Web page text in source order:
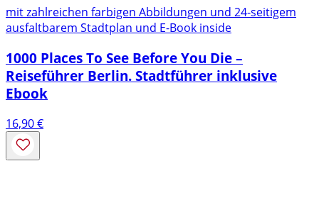
mit zahlreichen farbigen Abbildungen und 24-seitigem
ausfaltbarem Stadtplan und E-Book inside
1000 Places To See Before You Die –
Reiseführer Berlin. Stadtführer inklusive
Ebook
16,90€